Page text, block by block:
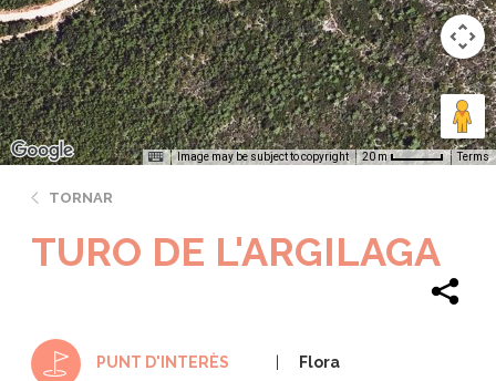
Image may be subject to copyright 20 m Terms
TORNAR
TURO DE L'ARGILAGA
PUNT D'INTERÈS Flora